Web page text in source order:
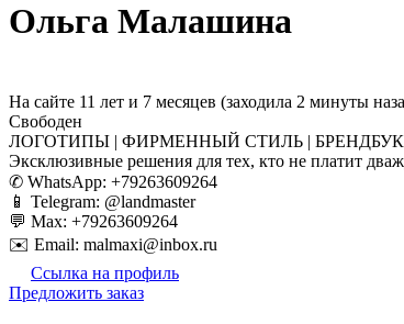
Ольга Малашина
На сайте 11 лет и 7 месяцев (заходила 2 минуты
Свободен
ЛОГОТИПЫ | ФИРМЕННЫЙ СТИЛЬ | БРЕНДБУК
Эксклюзивные решения для тех, кто не платит
✆ WhatsApp: +79263609264
📱 Telegram: @landmaster
💬 Max: +79263609264
✉️ Email: malmaxi@inbox.ru
Ссылка на профиль
Предложить заказ